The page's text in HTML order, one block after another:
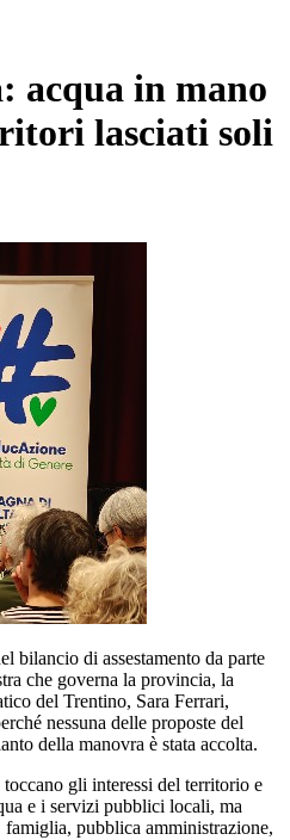
acqua in mano
lasciati soli
bilancio di assestamento da parte
che governa la provincia, la
del Trentino, Sara Ferrari,
nessuna delle proposte del
della manovra è stata accolta.
gli interessi del territorio e
e i servizi pubblici locali, ma
famiglia, pubblica amministrazione,